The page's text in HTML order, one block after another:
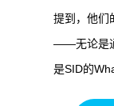
提到，他们
——无论是
是SID的